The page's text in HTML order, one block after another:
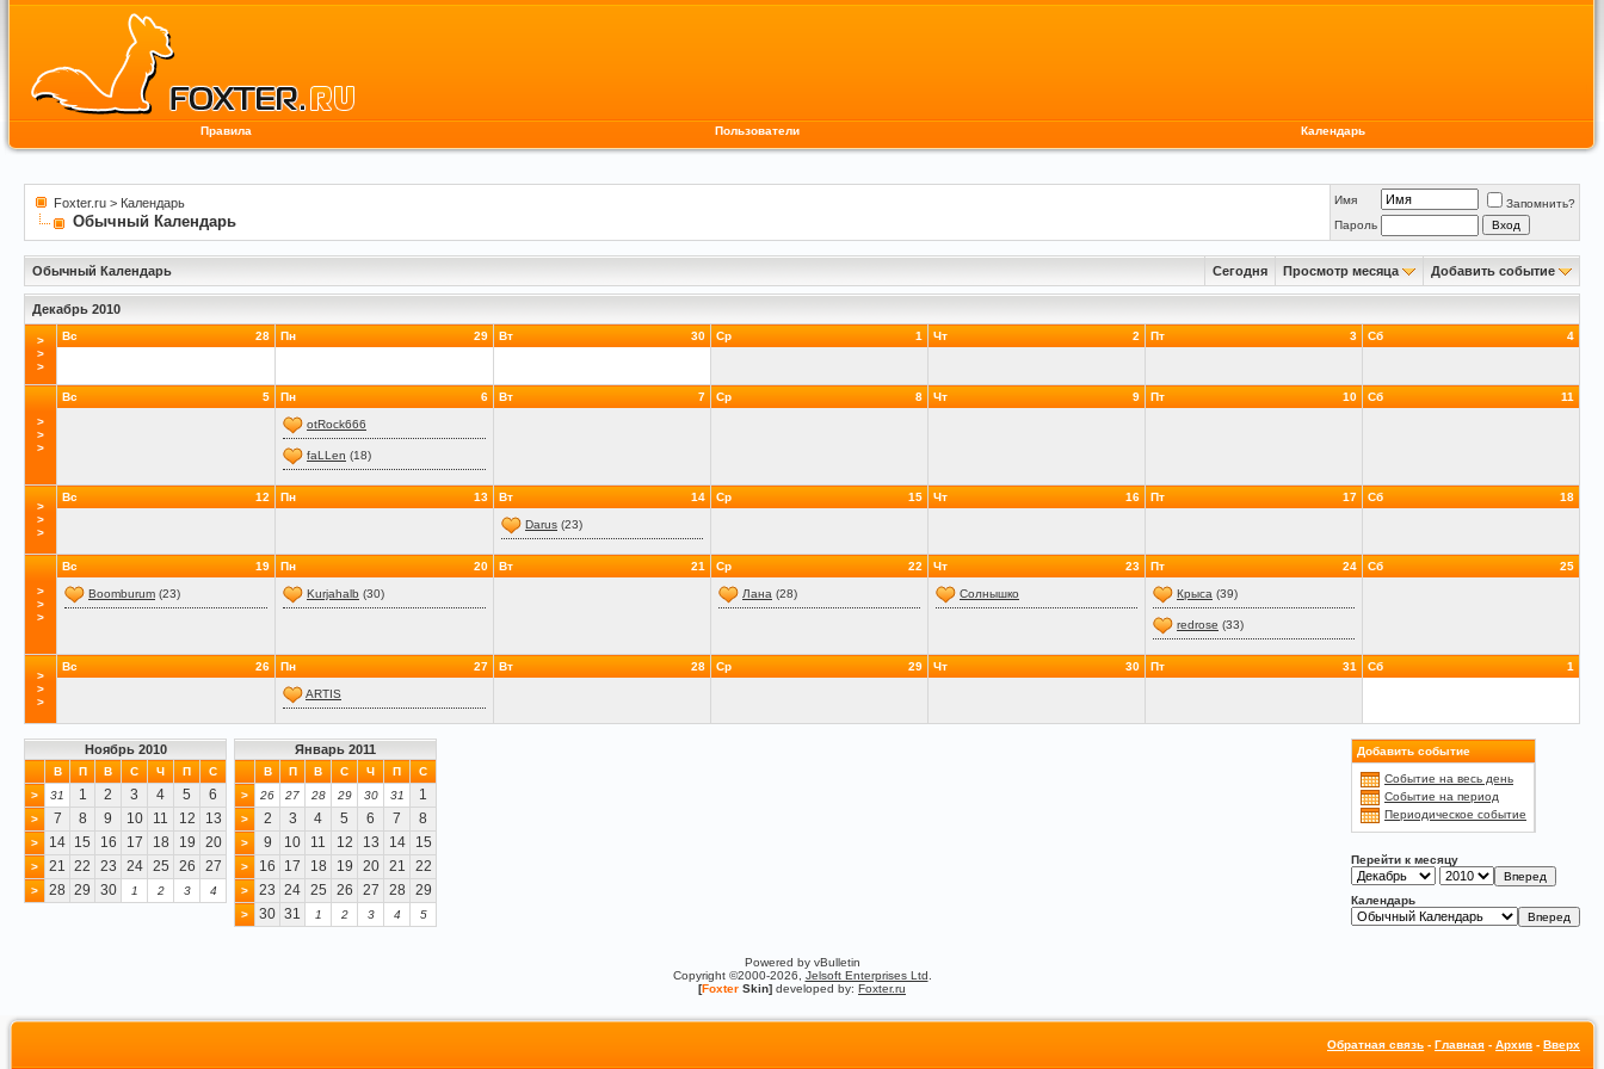
Правила Пользователи Календарь
Foxter.ru > Календарь
Обычный Календарь
Имя
Запомнить?
Пароль
Обычный Календарь Сегодня Просмотр месяца Добавить событие
Декабрь 2010
>
>
>
28
Вс 29
Пн 30
Вт 1
Ср 2
Чт 3
Пт 4
Сб
>
>
>
5
Вс 6
Пн
otRock666
faLLen (18)
7
Вт 8
Ср 9
Чт 10
Пт 11
Сб
>
>
>
12
Вс 13
Пн 14
Вт
Darus (23)
15
Ср 16
Чт 17
Пт 18
Сб
>
>
>
19
Вс
Boomburum (23)
20
Пн
Kurjahalb (30)
21
Вт 22
Ср
Лана (28)
23
Чт
Солнышко
24
Пт
Крыса (39)
redrose (33)
25
Сб
>
>
>
26
Вс 27
Пн
ARTIS
28
Вт 29
Ср 30
Чт 31
Пт 1
Сб
Ноябрь 2010
В П В С Ч П
С
>
31 1 2 3 4 5 6
> 7 8 9 10 11 12 13
> 14 15 16 17 18 19 20
> 21 22 23 24 25 26 27
> 28 29 30 1 2 3 4
Январь 2011
В П В С Ч П
С
>
26 27 28 29 30 31 1
> 2 3 4 5 6 7 8
> 9 10 11 12 13 14 15
> 16 17 18 19 20 21 22
> 23 24 25 26 27 28 29
> 30 31 1 2 3 4 5
Добавить событие
Событие на весь день
Событие на период
Периодическое событие
Перейти к месяцу
Календарь
Powered by vBulletin
Copyright ©2000-2026, Jelsoft Enterprises Ltd
[Foxter Skin] developed by: Foxter.ru
Обратная связь - Главная - Архив - Вверх